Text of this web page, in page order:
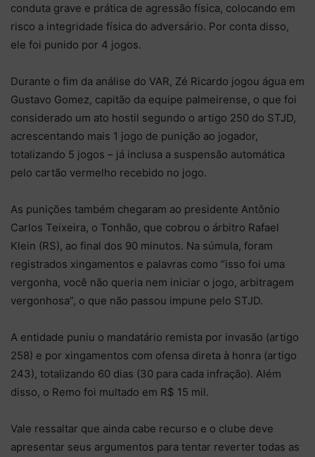
conduta grave e prática de agressão física, colocando em
risco a integridade física do adversário. Por conta disso,
ele foi punido por 4 jogos.
Durante o fim da análise do VAR, Zé Ricardo jogou água em
Gustavo Gomez, capitão da equipe palmeirense, o que foi
considerado um ato hostil segundo o artigo 250 do STJD,
acrescentando mais 1 jogo de punição ao jogador,
totalizando 5 jogos – já inclusa a suspensão automática
pelo cartão vermelho recebido no jogo.
As punições também chegaram ao presidente Antônio
Carlos Teixeira, o Tonhão, que cobrou o árbitro Rafael
Klein (RS), ao final dos 90 minutos. Na súmula, foram
registrados xingamentos e palavras como “isso foi uma
vergonha, você não queria nem iniciar o jogo, arbitragem
vergonhosa”, o que não passou impune pelo STJD.
A entidade puniu o mandatário remista por invasão (artigo
258) e por xingamentos com ofensa direta à honra (artigo
243), totalizando 60 dias (30 para cada infração). Além
disso, o Remo foi multado em R$ 15 mil.
Vale ressaltar que ainda cabe recurso e o clube deve
apresentar seus argumentos para tentar reverter todas as